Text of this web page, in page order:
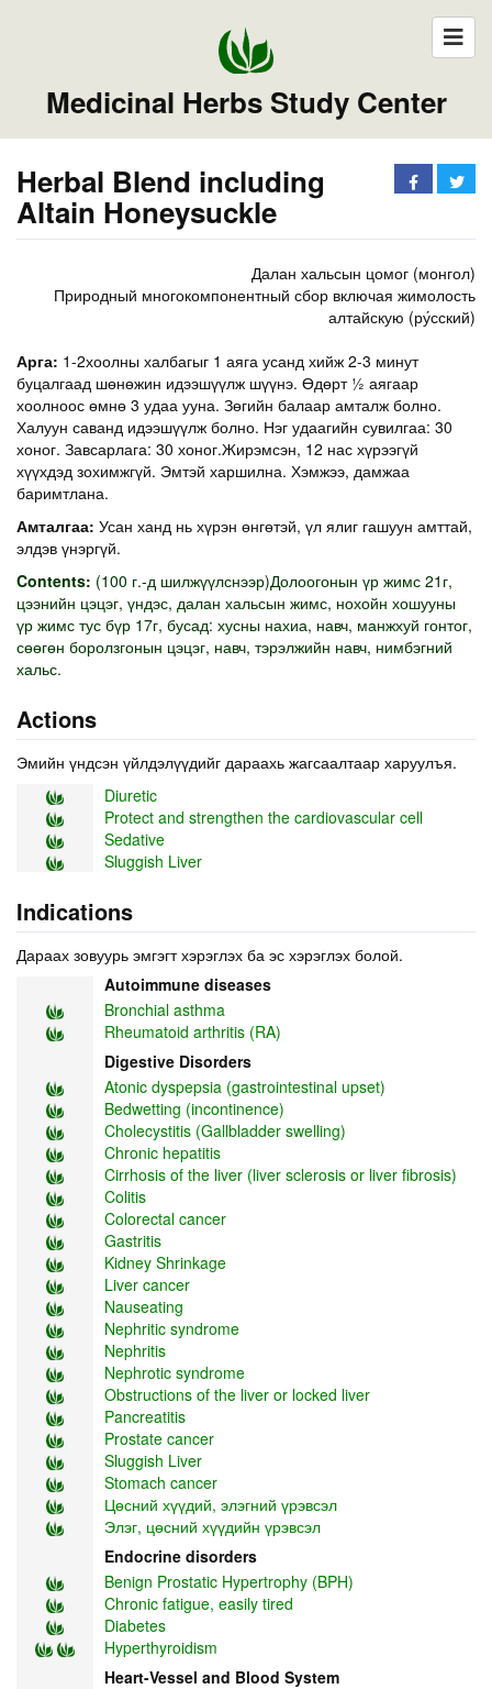
Medicinal Herbs Study Center
Herbal Blend including
Altain Honeysuckle
Далан хальсын цомог (монгол)
Природный многокомпонентный сбор включая жимолость
алтайскую (ру́сский)
Арга: 1-2хоолны халбагыг 1 аяга усанд хийж 2-3 минут
буцалгаад шөнөжин идээшүүлж шүүнэ. Өдөрт ½ аягаар
хоолноос өмнө 3 удаа ууна. Зөгийн балаар амталж болно.
Халуун саванд идээшүүлж болно. Нэг удаагийн сувилгаа: 30
хоног. Завсарлага: 30 хоног.Жирэмсэн, 12 нас хүрээгүй
хүүхдэд зохимжгүй. Эмтэй харшилна. Хэмжээ, дамжаа
баримтлана.
Амталгаа: Усан ханд нь хүрэн өнгөтэй, үл ялиг гашуун амттай,
элдэв үнэргүй.
Contents: (100 г.-д шилжүүлснээр)Долоогонын үр жимс 21г,
цээнийн цэцэг, үндэс, далан хальсын жимс, нохойн хошууны
үр жимс тус бүр 17г, бусад: хусны нахиа, навч, манжхуй гонтог,
сөөгөн боролзгонын цэцэг, навч, тэрэлжийн навч, нимбэгний
хальс.
Actions
Эмийн үндсэн үйлдэлүүдийг дараахь жагсаалтаар харуулъя.
Diuretic
Protect and strengthen the cardiovascular cell
Sedative
Sluggish Liver
Indications
Дараах зовуурь эмгэгт хэрэглэх ба эс хэрэглэх болой.
Autoimmune diseases
Bronchial asthma
Rheumatoid arthritis (RA)
Digestive Disorders
Atonic dyspepsia (gastrointestinal upset)
Bedwetting (incontinence)
Cholecystitis (Gallbladder swelling)
Chronic hepatitis
Cirrhosis of the liver (liver sclerosis or liver fibrosis)
Colitis
Colorectal cancer
Gastritis
Kidney Shrinkage
Liver cancer
Nauseating
Nephritic syndrome
Nephritis
Nephrotic syndrome
Obstructions of the liver or locked liver
Pancreatitis
Prostate cancer
Sluggish Liver
Stomach cancer
Цөсний хүүдий, элэгний үрэвсэл
Элэг, цөсний хүүдийн үрэвсэл
Endocrine disorders
Benign Prostatic Hypertrophy (BPH)
Chronic fatigue, easily tired
Diabetes
Hyperthyroidism
Heart-Vessel and Blood System